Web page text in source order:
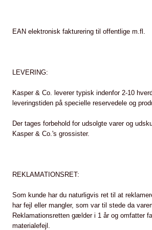
EAN elektronisk fakturering til offentlige m.fl.
LEVERING:
Kasper & Co. leverer typisk indenfor 2-10
leveringstiden på specielle reservedele og
Der tages forbehold for udsolgte varer og
Kasper & Co.'s grossister.
REKLAMATIONSRET:
Som kunde har du naturligvis ret til at
har fejl eller mangler, som var til stede da
Reklamationsretten gælder i 1 år og omfatter
materialefejl.